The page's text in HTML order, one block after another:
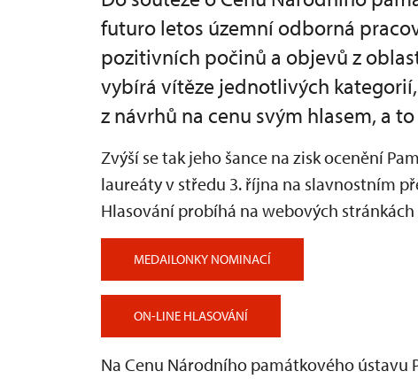
futuro letos územní odborná
pozitivních počinů a objevů z
vybírá vítěze jednotlivých
z návrhů na cenu svým hlasem, a
Zvýší se tak jeho šance na zisk ocenění
laureáty v středu 3. října na slavnostním
Hlasování probíhá na webových stránkách
MEDAILONKY NOMINACÍ
ON-LINE HLASOVÁNÍ
Na Cenu Národního památkového